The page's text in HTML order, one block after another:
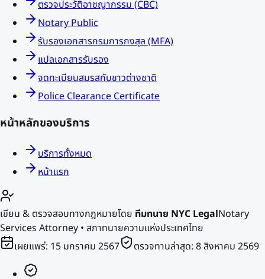
ตรวจประวัติอาชญากรรม (CBC)
Notary Public
รับรองเอกสารกรมการกงสุล (MFA)
แปลเอกสารรับรอง
จดทะเบียนสมรสกับชาวต่างชาติ
Police Clearance Certificate
หน้าหลักของบริการ
บริการทั้งหมด
หน้าแรก
เขียน & ตรวจสอบทางกฎหมายโดย ทีมทนาย NYC LegalNotary
Services Attorney • สภาทนายความแห่งประเทศไทย
เผยแพร่: 15 มกราคม 2567 ตรวจทานล่าสุด: 8 สิงหาคม 2569